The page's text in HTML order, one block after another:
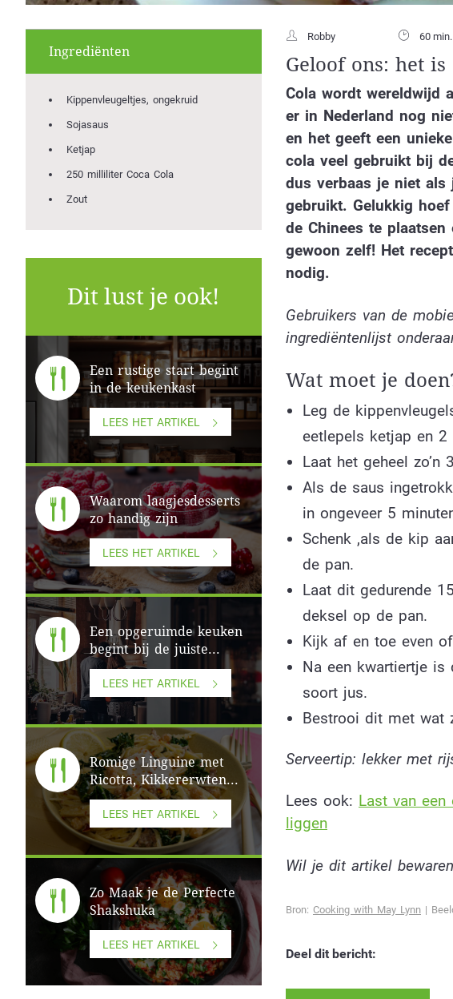
Ingrediënten
Kippenvleugeltjes, ongekruid
Sojasaus
Ketjap
250 milliliter Coca Cola
Zout
Dit lust je ook!
Een rustige start begint
in de keukenkast
LEES HET ARTIKEL
Waarom laagjesdesserts
zo handig zijn
LEES HET ARTIKEL
Een opgeruimde keuken
begint bij de juiste...
LEES HET ARTIKEL
Romige Linguine met
Ricotta, Kikkererwten...
LEES HET ARTIKEL
Zo Maak je de Perfecte
Shakshuka
LEES HET ARTIKEL
Robby 60 min.
Geloof ons: het
Cola wordt wereldwijd
er in Nederland nog
en het geeft een
cola veel gebruikt bij
dus verbaas je niet als
gebruikt. Gelukkig
de Chinees te
gewoon zelf! Het
nodig.
Gebruikers van de
ingrediëntenlijst
Wat moet je
Leg de
eetlepels ketjap en 2
Laat het geheel zo’n
Als de saus
in ongeveer 5
Schenk ,als de kip
de pan.
Laat dit gedurende
deksel op de pan.
Kijk af en toe even
Na een kwartiertje is
soort jus.
Bestrooi dit met wat
Serveertip: lekker met
Lees ook: Last van een
liggen
Wil je dit artikel
Bron: Cooking with May Lynn|
Deel dit bericht: